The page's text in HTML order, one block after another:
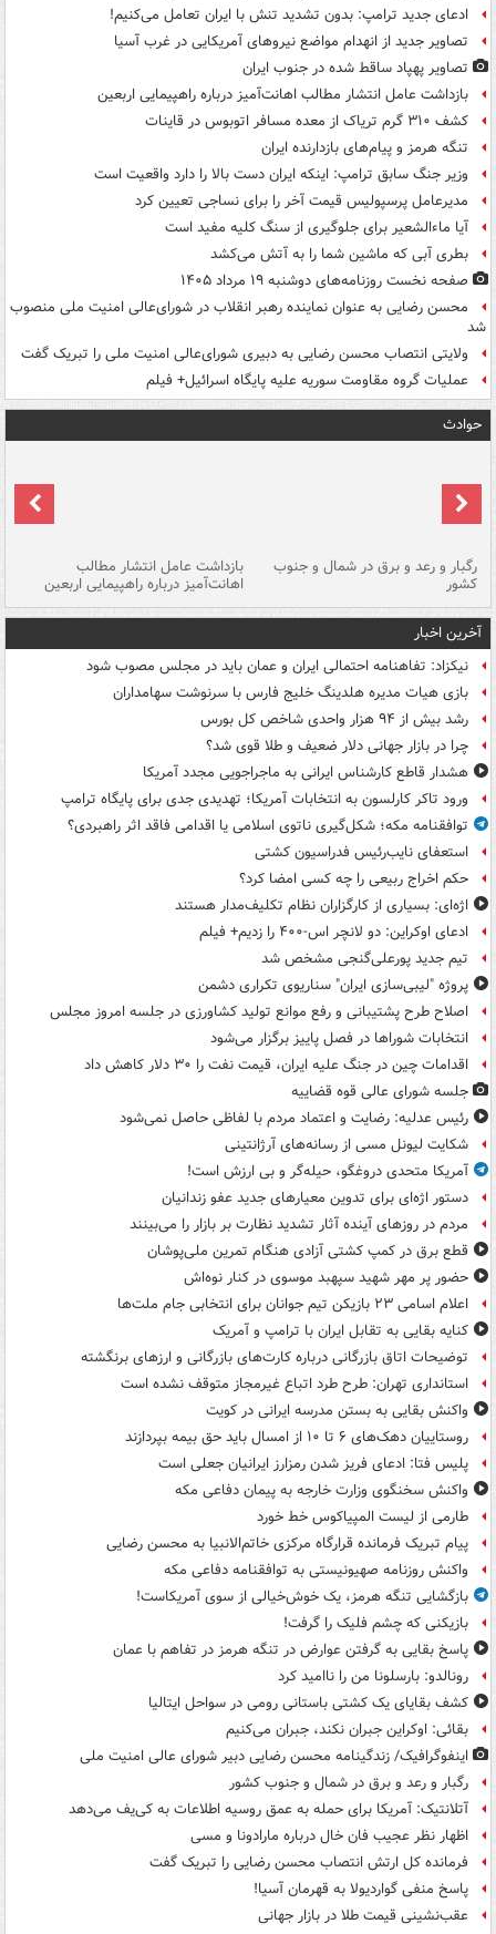
ادعای جدید ترامپ: بدون تشدید تنش با ایران تعامل می‌کنیم!
تصاویر جدید از انهدام مواضع نیروهای آمریکایی در غرب آسیا
تصاویر پهپاد ساقط شده در جنوب ایران
بازداشت عامل انتشار مطالب اهانت‌آمیز درباره راهپیمایی اربعین
کشف ۳۱۰ گرم تریاک از معده مسافر اتوبوس در قاینات
تنگه هرمز و پیام‌های بازدارنده ایران
وزیر جنگ سابق ترامپ: اینکه ایران دست بالا را دارد واقعیت است
مدیرعامل پرسپولیس قیمت آخر را برای نساجی تعیین کرد
آیا ماءالشعیر برای جلوگیری از سنگ کلیه مفید است
بطری آبی که ماشین شما را به آتش می‌کشد
صفحه نخست روزنامه‌های دوشنبه ۱۹ مرداد ۱۴۰۵
محسن رضایی به عنوان نماینده رهبر انقلاب در شورای‌عالی امنیت ملی منصوب
شد
ولایتی انتصاب محسن رضایی به دبیری شورای‌عالی امنیت ملی را تبریک گفت
عملیات گروه مقاومت سوریه علیه پایگاه اسرائیل+ فیلم
حوادث
رگبار و رعد و برق در شمال و جنوب
کشور
بازداشت عامل انتشار مطالب
اهانت‌آمیز درباره راهپیمایی اربعین
آخرین اخبار
نیکزاد: تفاهنامه احتمالی ایران و عمان باید در مجلس مصوب شود
بازی هیات مدیره هلدینگ خلیج فارس با سرنوشت سهامداران
رشد بیش از ۹۴ هزار واحدی شاخص کل بورس
چرا در بازار جهانی دلار ضعیف و طلا قوی شد؟
هشدار قاطع کارشناس ایرانی به ماجراجویی مجدد آمریکا
ورود تاکر کارلسون به انتخابات آمریکا؛ تهدیدی جدی برای پایگاه ترامپ
توافقنامه مکه؛ شکل‌گیری ناتوی اسلامی یا اقدامی فاقد اثر راهبردی؟
استعفای نایب‌رئیس فدراسیون کشتی
حکم اخراج ربیعی را چه کسی امضا کرد؟
اژه‌ای: بسیاری از کارگزاران نظام تکلیف‌مدار هستند
ادعای اوکراین: دو لانچر اس-۴۰۰ را زدیم+ فیلم
تیم جدید پورعلی‌گنجی مشخص شد
پروژه "لیبی‌سازی ایران" سناریوی تکراری دشمن
اصلاح طرح پشتیبانی و رفع موانع تولید کشاورزی در جلسه امروز مجلس
انتخابات شوراها در فصل پاییز برگزار می‌شود
اقدامات چین در جنگ علیه ایران، قیمت نفت را ۳۰ دلار کاهش داد
جلسه شورای عالی قوه قضاییه
رئیس عدلیه: رضایت و اعتماد مردم با لفاظی حاصل نمی‌شود
شکایت لیونل مسی از رسانه‌های آرژانتینی
آمریکا متحدی دروغگو، حیله‌گر و بی ارزش است!
دستور اژه‌ای برای تدوین معیارهای جدید عفو زندانیان
مردم در روزهای آینده آثار تشدید نظارت بر بازار را می‌بینند
قطع برق در کمپ کشتی آزادی هنگام تمرین ملی‌پوشان
حضور پر مهر شهید سپهبد موسوی در کنار نوه‌اش
اعلام اسامی ۲۳ بازیکن تیم جوانان برای انتخابی جام ملت‌ها
کنایه بقایی به تقابل ایران با ترامپ و آمریک
توضیحات اتاق بازرگانی درباره کارت‌های بازرگانی و ارزهای برنگشته
استانداری تهران: طرح طرد اتباع غیرمجاز متوقف نشده است
واکنش بقایی به بستن مدرسه ایرانی در کویت
روستاییان دهک‌های ۶ تا ۱۰ از امسال باید حق بیمه بپردازند
پلیس فتا: ادعای فریز شدن رمزارز ایرانیان جعلی است
واکنش سخنگوی وزارت خارجه به پیمان دفاعی مکه
طارمی از لیست المپیاکوس خط خورد
پیام تبریک فرمانده قرارگاه مرکزی خاتم‌الانبیا به محسن رضایی
واکنش روزنامه صهیونیستی به توافقنامه دفاعی مکه
بازگشایی تنگه هرمز، یک خوش‌خیالی از سوی آمریکاست!
بازیکنی که چشم فلیک را گرفت!
پاسخ بقایی به گرفتن عوارض در تنگه هرمز در تفاهم با عمان
رونالدو: بارسلونا من را ناامید کرد
کشف بقایای یک کشتی باستانی رومی در سواحل ایتالیا
بقائی: اوکراین جبران نکند، جبران می‌کنیم
اینفوگرافیک/ زندگینامه محسن رضایی دبیر شورای عالی امنیت‌ ملی
رگبار و رعد و برق در شمال و جنوب کشور
آتلانتیک: آمریکا برای حمله به عمق روسیه اطلاعات به کی‌یف می‌دهد
اظهار نظر عجیب فان خال درباره مارادونا و مسی
فرمانده کل ارتش انتصاب محسن رضایی را تبریک گفت
پاسخ منفی گواردیولا به قهرمان آسیا!
عقب‌نشینی قیمت طلا در بازار جهانی